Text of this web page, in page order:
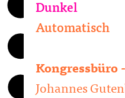
Dunkel
Automatisch
Kongressbüro
Johannes